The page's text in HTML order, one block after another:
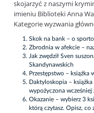
skojarzyć z naszymi
imieniu Biblioteki Anna
Kategorie wyzwania
Skok na bank – o
Zbrodnia w afekcie –
Jak zwędził Sven
Skandynawskich
Przestępstwo – książka
Daktyloskopia –
wypożyczona
Okazanie – wybierz 3
którą czytasz. Opisz, co